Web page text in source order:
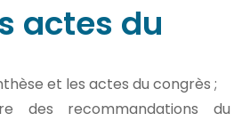
actes du
et les actes du congrès ;
des recommandations du